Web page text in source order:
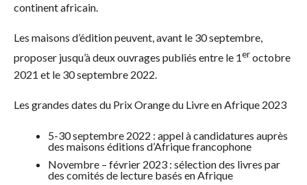
continent africain.
Les maisons d’édition peuvent, avant le 30 septembre,
proposer jusqu’à deux ouvrages publiés entre le 1eroctobre
2021 et le 30 septembre 2022.
Les grandes dates du Prix Orange du Livre en Afrique 2023
5-30 septembre 2022 : appel à candidatures auprès
des maisons éditions d’Afrique francophone
Novembre – février 2023 : sélection des livres par
des comités de lecture basés en Afrique